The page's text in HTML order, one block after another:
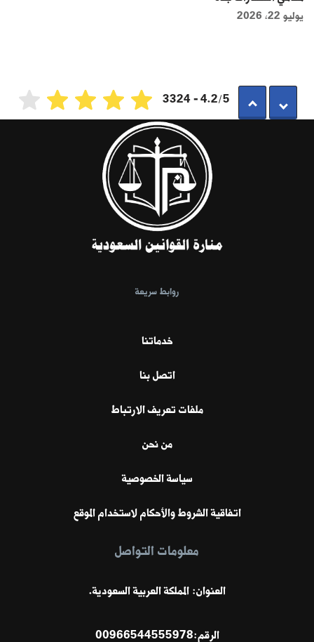
يوليو 22, 2026
4.2/5 - 3324
روابط سريعة
خدماتنا
اتصل بنا
ملفات تعريف الارتباط
من نحن
سياسة الخصوصية
اتفاقية الشروط والأحكام لاستخدام الموقع
معلومات التواصل
العنوان: المملكة العربية السعودية.
الرقم:00966544555978